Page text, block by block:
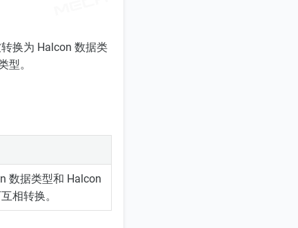
换为 Halcon 数据类
型。
数据类型和 Halcon
相转换。